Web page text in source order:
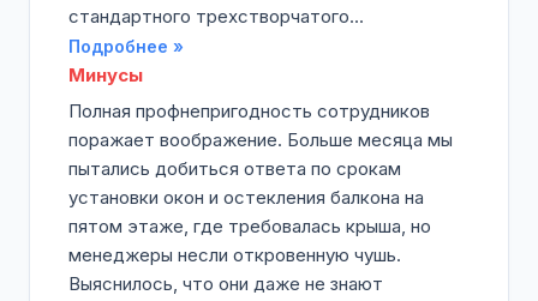
стандартного трехстворчатого...
Подробнее »
Минусы
Полная профнепригодность сотрудников
поражает воображение. Больше месяца мы
пытались добиться ответа по срокам
установки окон и остекления балкона на
пятом этаже, где требовалась крыша, но
менеджеры несли откровенную чушь.
Выяснилось, что они даже не знают